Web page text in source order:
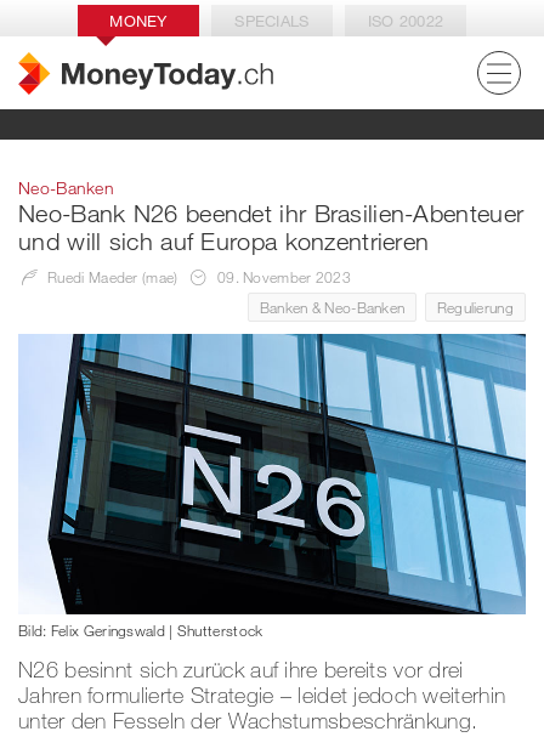
MONEY SPECIALS ISO 20022
Neo-Banken
Neo-Bank N26 beendet ihr Brasilien-Abenteuer
und will sich auf Europa konzentrieren
Ruedi Maeder (mae)
09. November 2023
Banken & Neo-Banken
Regulierung
Bild: Felix Geringswald | Shutterstock
N26 besinnt sich zurück auf ihre bereits vor drei
Jahren formulierte Strategie – leidet jedoch weiterhin
unter den Fesseln der Wachstumsbeschränkung.